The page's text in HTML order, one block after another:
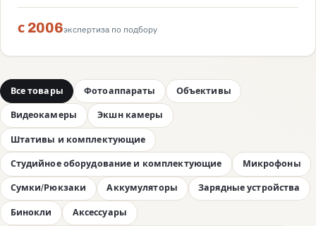
с 2006экспертиза по подбору
Все товары Фотоаппараты Объективы
Видеокамеры Экшн камеры
Штативы и комплектующие
Студийное оборудование и комплектующие Микрофоны
Сумки/Рюкзаки Аккумуляторы Зарядные устройства
Бинокли Аксессуары